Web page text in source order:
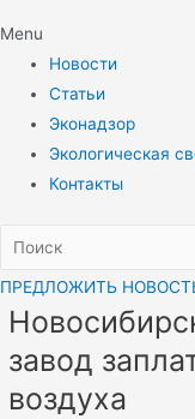
Menu
Новости
Статьи
Эконадзор
Экологическая
Контакты
ПРЕДЛОЖИТЬ
завод
воздуха